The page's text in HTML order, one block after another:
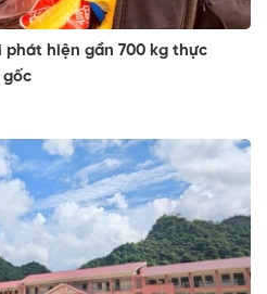
phát hiện gần 700 kg thực
gốc